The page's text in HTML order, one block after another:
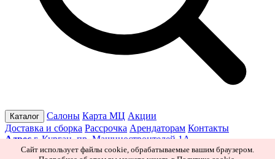
Каталог Салоны Карта МЦ Акции
Доставка и сборка Рассрочка Арендаторам Контакты
Адрес г. Курган, пр. Машиностроителей 1А
Режим работы Пн–Пт 10:00–19:30 Сб 10:00–19:00 Вс 10:00–
Сайт использует файлы cookie, обрабатываемые вашим браузером.